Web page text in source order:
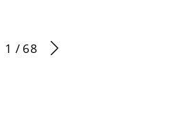
Weißlicht
1 / 68